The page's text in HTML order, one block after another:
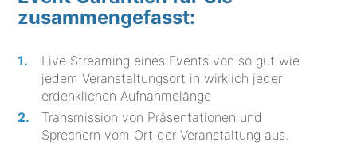
zusammengefasst:
Live Streaming eines Events von so gut wie
jedem Veranstaltungsort in wirklich jeder
erdenklichen Aufnahmelänge
Transmission von Präsentationen und
Sprechern vom Ort der Veranstaltung aus.